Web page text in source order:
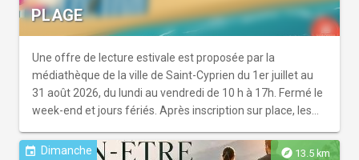
PLAGE
Une offre de lecture estivale est proposée par la
médiathèque de la ville de Saint-Cyprien du 1er juillet au
31 août 2026, du lundi au vendredi de 10 h à 17h. Fermé le
week-end et jours fériés. Après inscription sur place, les
explore 13.5 km
event Dimanche